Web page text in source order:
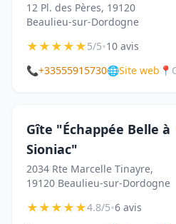
12 Pl. des Pères, 19120
Beaulieu-sur-Dordogne
★★★★★5/5•10 avis
📞+33555915730🌐Site web 📍
Gîte "Échappée Belle à
Sioniac"
2034 Rte Marcelle Tinayre,
19120 Beaulieu-sur-Dordogne
★★★★★4.8/5•6 avis